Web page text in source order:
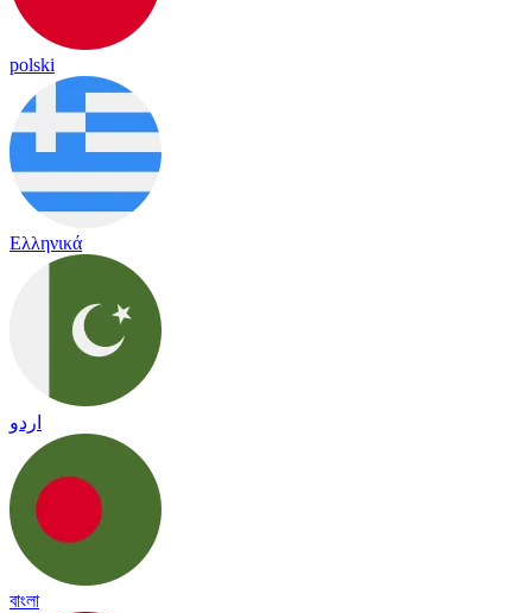
polski
Ελληνικά
اردو
বাংলা